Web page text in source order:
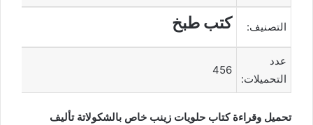
التصنيف: كتب طبخ
عدد
التحميلات:
456
تحميل وقراءة كتاب حلويات زينب خاص بالشكولاتة تأليف